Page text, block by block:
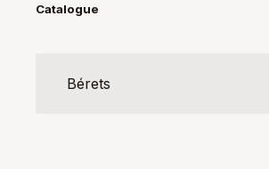
Catalogue
Bérets